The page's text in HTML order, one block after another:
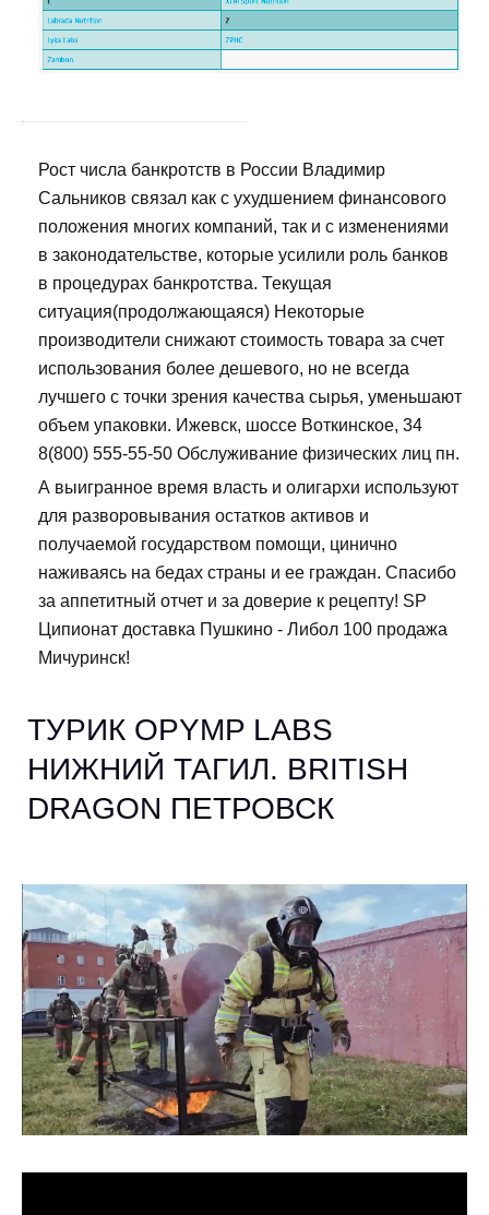
Рост числа банкротств в России Владимир
Сальников связал как с ухудшением финансового
положения многих компаний, так и с изменениями
в законодательстве, которые усилили роль банков
в процедурах банкротства. Текущая
ситуация(продолжающаяся) Некоторые
производители снижают стоимость товара за счет
использования более дешевого, но не всегда
лучшего с точки зрения качества сырья, уменьшают
объем упаковки. Ижевск, шоссе Воткинское, 34
8(800) 555-55-50 Обслуживание физических лиц пн.
А выигранное время власть и олигархи используют
для разворовывания остатков активов и
получаемой государством помощи, цинично
наживаясь на бедах страны и ее граждан. Спасибо
за аппетитный отчет и за доверие к рецепту! SP
Ципионат доставка Пушкино - Либол 100 продажа
Мичуринск!
ТУРИК OPYMP LABS
НИЖНИЙ ТАГИЛ. BRITISH
DRAGON ПЕТРОВСК